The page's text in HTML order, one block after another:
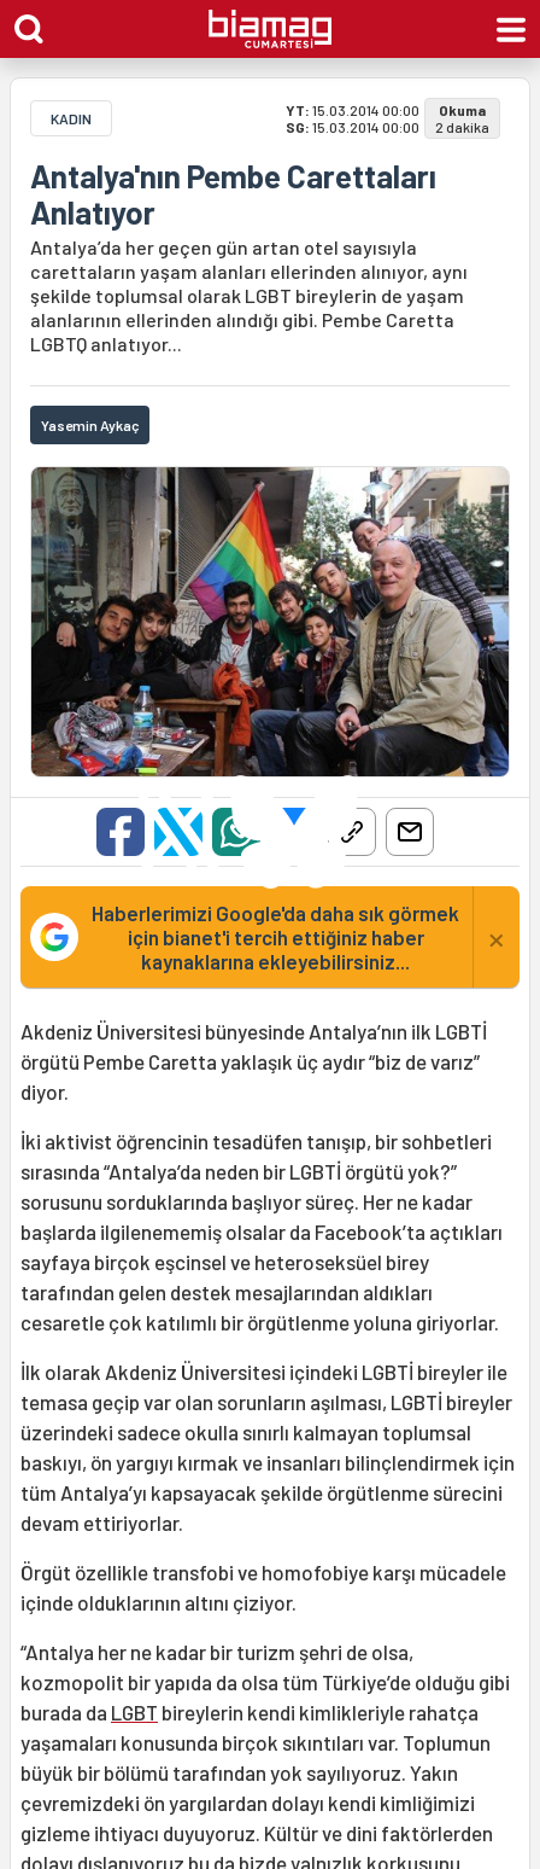
KADIN YT: 15.03.2014 00:00
SG: 15.03.2014 00:00
Okuma
2 dakika
Antalya'nın Pembe Carettaları
Anlatıyor
Antalya’da her geçen gün artan otel sayısıyla
carettaların yaşam alanları ellerinden alınıyor, aynı
şekilde toplumsal olarak LGBT bireylerin de yaşam
alanlarının ellerinden alındığı gibi. Pembe Caretta
LGBTQ anlatıyor...
Yasemin Aykaç
Haberlerimizi Google'da daha sık görmek
için bianet'i tercih ettiğiniz haber
kaynaklarına ekleyebilirsiniz...
×
Akdeniz Üniversitesi bünyesinde Antalya’nın ilk LGBTİ
örgütü Pembe Caretta yaklaşık üç aydır “biz de varız”
diyor.
İki aktivist öğrencinin tesadüfen tanışıp, bir sohbetleri
sırasında “Antalya’da neden bir LGBTİ örgütü yok?”
sorusunu sorduklarında başlıyor süreç. Her ne kadar
başlarda ilgilenememiş olsalar da Facebook’ta açtıkları
sayfaya birçok eşcinsel ve heteroseksüel birey
tarafından gelen destek mesajlarından aldıkları
cesaretle çok katılımlı bir örgütlenme yoluna giriyorlar.
İlk olarak Akdeniz Üniversitesi içindeki LGBTİ bireyler ile
temasa geçip var olan sorunların aşılması, LGBTİ bireyler
üzerindeki sadece okulla sınırlı kalmayan toplumsal
baskıyı, ön yargıyı kırmak ve insanları bilinçlendirmek için
tüm Antalya’yı kapsayacak şekilde örgütlenme sürecini
devam ettiriyorlar.
Örgüt özellikle transfobi ve homofobiye karşı mücadele
içinde olduklarının altını çiziyor.
“Antalya her ne kadar bir turizm şehri de olsa,
kozmopolit bir yapıda da olsa tüm Türkiye’de olduğu gibi
burada da LGBT bireylerin kendi kimlikleriyle rahatça
yaşamaları konusunda birçok sıkıntıları var. Toplumun
büyük bir bölümü tarafından yok sayılıyoruz. Yakın
çevremizdeki ön yargılardan dolayı kendi kimliğimizi
gizleme ihtiyacı duyuyoruz. Kültür ve dini faktörlerden
dolayı dışlanıyoruz bu da bizde yalnızlık korkusunu